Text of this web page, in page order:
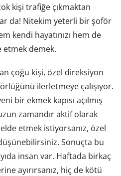
kişi trafiğe çıkmaktan
da! Nitekim yeterli bir şoför
kendi hayatınızı hem de
etmek demek.
çoğu kişi, özel direksiyon
ilerletmeye çalışıyor.
bir ekmek kapısı açılmış
zamandır aktif olarak
etmek istiyorsanız, özel
Sonuçta bu
insan var. Haftada birkaç
ayırırsanız, hiç de kötü